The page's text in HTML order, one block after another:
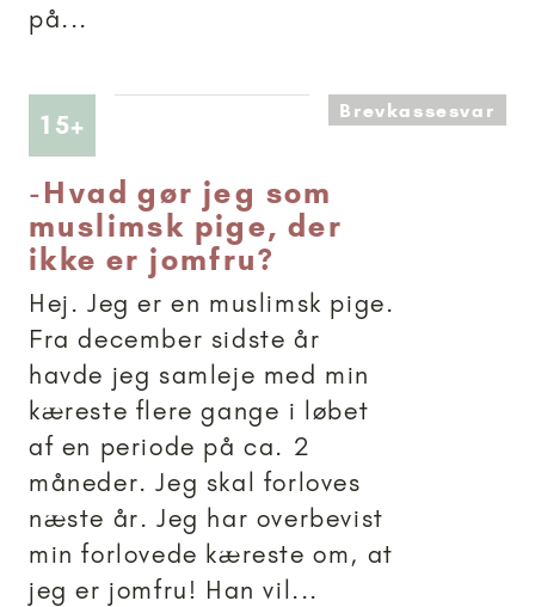
på...
15+ Artikler anbefalet til 15+Brevkassesvar
-Hvad gør jeg som
muslimsk pige, der
ikke er jomfru?
Hej. Jeg er en muslimsk pige.
Fra december sidste år
havde jeg samleje med min
kæreste flere gange i løbet
af en periode på ca. 2
måneder. Jeg skal forloves
næste år. Jeg har overbevist
min forlovede kæreste om, at
jeg er jomfru! Han vil...